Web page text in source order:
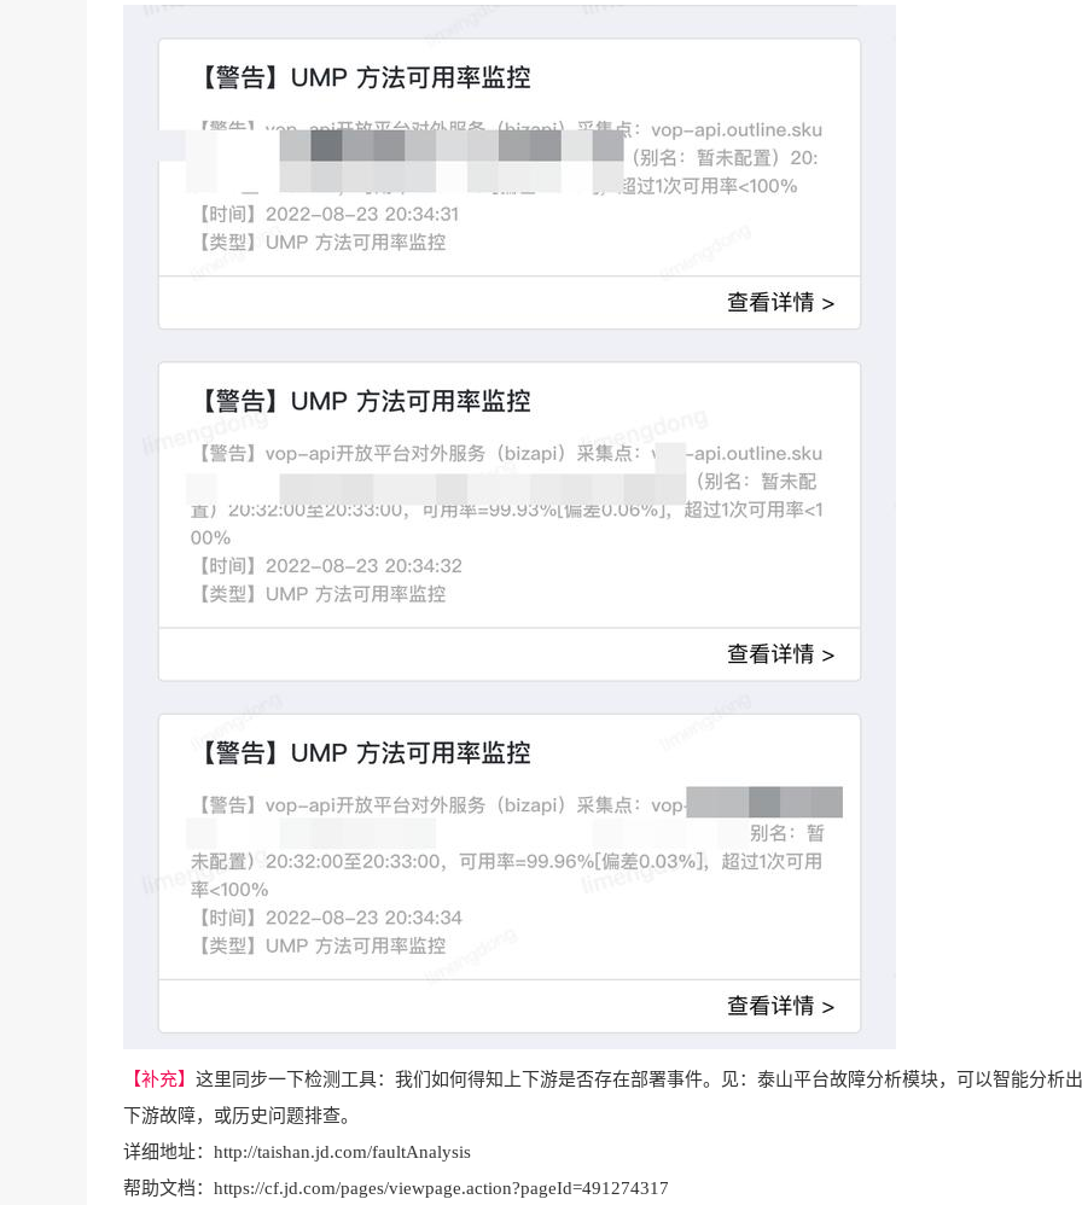
【补充】 这里同步一下检测工具：我们如何得知上下游是否存在部署事件。见：泰山平台故障分析模块，可以智能分析
下游故障，或历史问题排查。
详细地址：http://taishan.jd.com/faultAnalysis
帮助文档：https://cf.jd.com/pages/viewpage.action?pageId=491274317